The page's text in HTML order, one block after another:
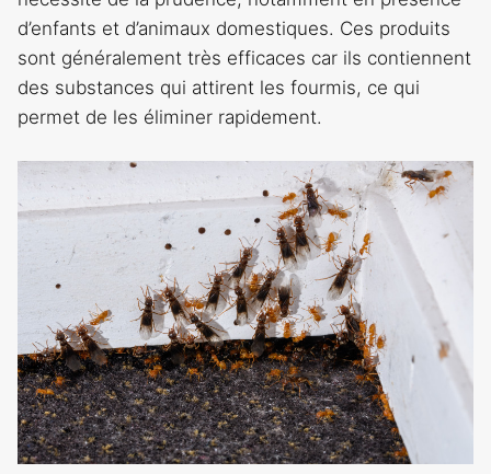
d’enfants et d’animaux domestiques. Ces produits
sont généralement très efficaces car ils contiennent
des substances qui attirent les fourmis, ce qui
permet de les éliminer rapidement.